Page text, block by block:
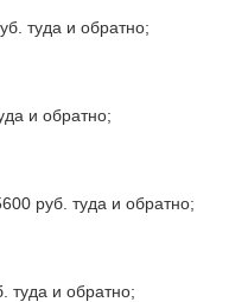
туда и обратно;
и обратно;
руб. туда и обратно;
туда и обратно;